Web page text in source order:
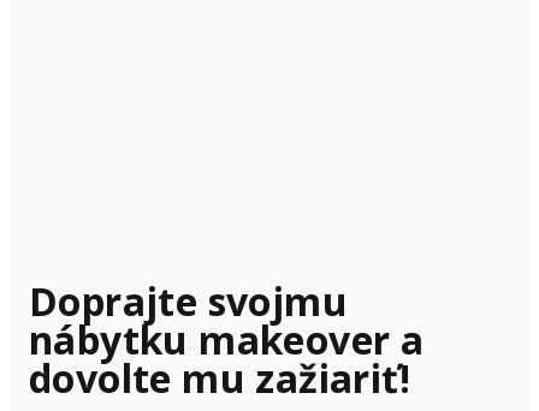
Doprajte svojmu
nábytku makeover a
dovolte mu zažiariť!